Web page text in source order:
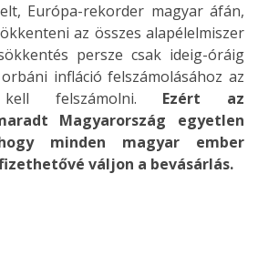
Európa-rekorder magyar áfán,
az összes alapélelmiszer
persze csak ideig-óráig
infláció felszámolásához az
kell felszámolni. Ezért az
Magyarország egyetlen
minden magyar ember
váljon a bevásárlás.